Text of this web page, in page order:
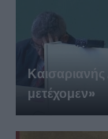
μετέχομεν»